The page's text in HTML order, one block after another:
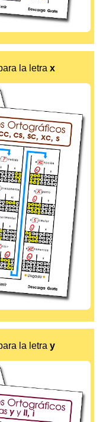
la letra x
la letra y